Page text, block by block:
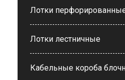
Лотки
Лотки лестничные
Кабельные короба